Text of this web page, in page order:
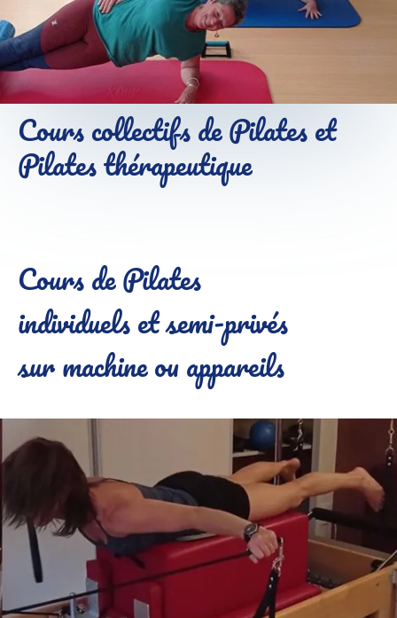
Cours collectifs de Pilates et
Pilates thérapeutique
Cours de Pilates
individuels et semi-privés
sur machine ou appareils